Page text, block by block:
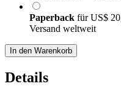
Paperback fürUS$
Versand weltweit
In den Warenkorb
Details